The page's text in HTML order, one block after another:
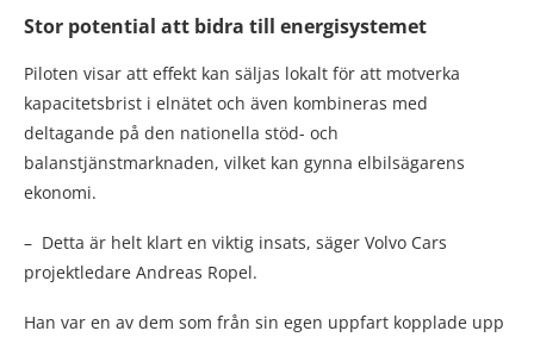
Stor potential att bidra till energisystemet
Piloten visar att effekt kan säljas lokalt för att motverka
kapacitetsbrist i elnätet och även kombineras med
deltagande på den nationella stöd- och
balanstjänstmarknaden, vilket kan gynna elbilsägarens
ekonomi.
– Detta är helt klart en viktig insats, säger Volvo Cars
projektledare Andreas Ropel.
Han var en av dem som från sin egen uppfart kopplade upp